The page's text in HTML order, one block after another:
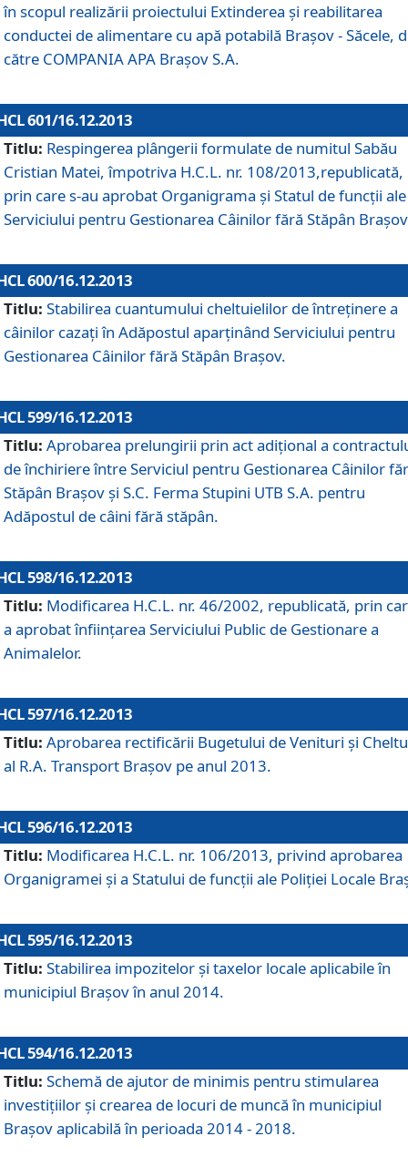
în scopul realizării proiectului Extinderea şi reabilitarea
conductei de alimentare cu apă potabilă Braşov - Săcele,
către COMPANIA APA Braşov S.A.
601/16.12.2013
Titlu: Respingerea plângerii formulate de numitul Sabău
Cristian Matei, împotriva H.C.L. nr. 108/2013,republicată,
prin care s-au aprobat Organigrama şi Statul de funcţii ale
Serviciului pentru Gestionarea Câinilor fără Stăpân
600/16.12.2013
Titlu: Stabilirea cuantumului cheltuielilor de întreţinere a
câinilor cazaţi în Adăpostul aparţinând Serviciului pentru
Gestionarea Câinilor fără Stăpân Braşov.
599/16.12.2013
Titlu: Aprobarea prelungirii prin act adiţional a
de închiriere între Serviciul pentru Gestionarea Câinilor
Stăpân Braşov şi S.C. Ferma Stupini UTB S.A. pentru
Adăpostul de câini fără stăpân.
598/16.12.2013
Titlu: Modificarea H.C.L. nr. 46/2002, republicată, prin
a aprobat înfiinţarea Serviciului Public de Gestionare a
Animalelor.
597/16.12.2013
Titlu: Aprobarea rectificării Bugetului de Venituri şi
al R.A. Transport Braşov pe anul 2013.
596/16.12.2013
Titlu: Modificarea H.C.L. nr. 106/2013, privind aprobarea
Organigramei şi a Statului de funcţii ale Poliţiei Locale
595/16.12.2013
Titlu: Stabilirea impozitelor şi taxelor locale aplicabile în
municipiul Braşov în anul 2014.
594/16.12.2013
Titlu: Schemă de ajutor de minimis pentru stimularea
investiţiilor şi crearea de locuri de muncă în municipiul
Braşov aplicabilă în perioada 2014 - 2018.